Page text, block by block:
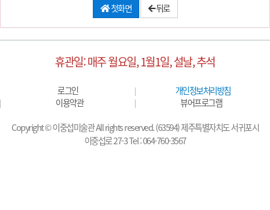
첫화면
뒤로
휴관일: 매주 월요일, 1월1일, 설날, 추석
로그인
개인정보처리방침
이용약관
뷰어프로그램
Copyright © 이중섭미술관 All rights reserved. (63594) 제주특별자치도 서귀포시
이중섭로 27-3 Tel : 064-760-3567